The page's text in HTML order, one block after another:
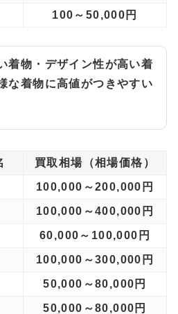
100～50,000円
着物・デザイン性が高い着
な着物に高値がつきやすい
買取相場（相場価格）
100,000～200,000円
100,000～400,000円
60,000～100,000円
100,000～300,000円
50,000～80,000円
50,000～80,000円